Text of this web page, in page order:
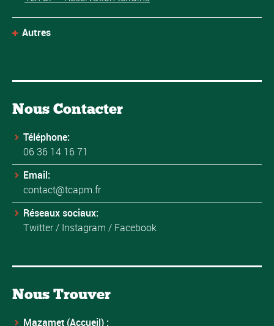
Autres
Nous Contacter
Téléphone:
06 36 14 16 71
Email:
contact@tcapm.fr
Réseaux sociaux:
Twitter/ Instagram / Facebook
Nous Trouver
Mazamet (Accueil) :